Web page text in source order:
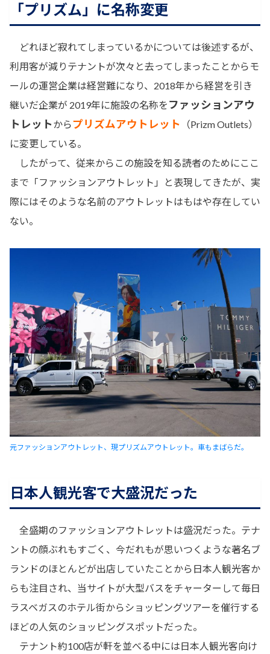
「プリズム」に名称変更
どれほど寂れてしまっているかについては後述するが、
利用客が減りテナントが次々と去ってしまったことからモ
ールの運営企業は経営難になり、2018年から経営を引き
継いだ企業が 2019年に施設の名称を ファッションアウ
トレットからプリズムアウトレット
（Prizm Outlets）
に変更している。
したがって、従来からこの施設を知る読者のためにここ
まで「ファッションアウトレット」と表現してきたが、実
際にはそのような名前のアウトレットはもはや存在してい
ない。
元ファッションアウトレット、現プリズムアウトレット。車もまばらだ。
日本人観光客で大盛況だった
全盛期のファッションアウトレットは盛況だった。テナ
ントの顔ぶれもすごく、今だれもが思いつくような著名ブ
ランドのほとんどが出店していたことから日本人観光客か
らも注目され、当サイトが大型バスをチャーターして毎日
ラスベガスのホテル街からショッピングツアーを催行する
ほどの人気のショッピングスポットだった。
テナント約100店が軒を並べる中には日本人観光客向け